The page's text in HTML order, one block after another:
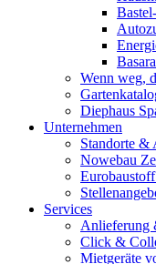
Wenn weg,
Diephaus
Unternehmen
Standorte &
Nowebau
Services
Anlieferung
Click &
Mietgeräte